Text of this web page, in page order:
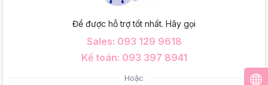
Để được hỗ trợ tốt nhất. Hãy gọi
Sales: 093 129 9618
Kế toán: 093 397 8941
Hoặc